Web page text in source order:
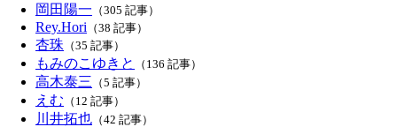
岡田陽一 （305 記事）
Rey.Hori （38 記事）
杏珠 （35 記事）
もみのこゆきと （136 記事）
高木泰三 （5 記事）
えむ （12 記事）
川井拓也 （42 記事）